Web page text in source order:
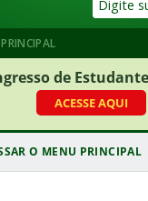
de
ACESSE AQUI